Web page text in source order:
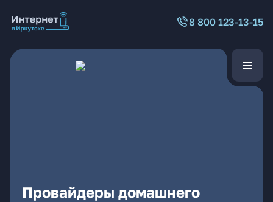
8 800 123-13-15
Провайдеры домашнего